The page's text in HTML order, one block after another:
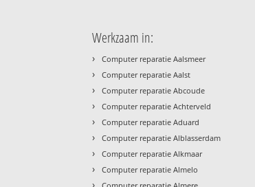
Werkzaam in:
› Computer reparatie Aalsmeer
› Computer reparatie Aalst
› Computer reparatie Abcoude
› Computer reparatie Achterveld
› Computer reparatie Aduard
› Computer reparatie Alblasserdam
› Computer reparatie Alkmaar
› Computer reparatie Almelo